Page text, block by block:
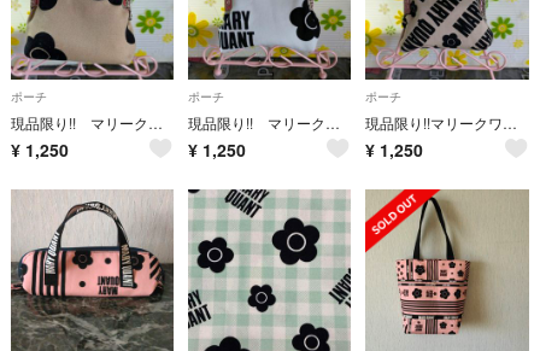
ポーチ
現品限り!! マリークワント がま口ポーチ③
¥ 1,250
ポーチ
現品限り!! マリークワント がま口ポーチ②
¥ 1,250
ポーチ
現品限り!!マリークワント がま口ポーチ①
¥ 1,250